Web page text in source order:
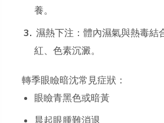
養。
濕熱下注：體內濕氣與熱毒結
紅、色素沉澱。
轉季眼瞼暗沈常見症狀：
眼瞼青黑色或暗黃
晨起眼腫難消退